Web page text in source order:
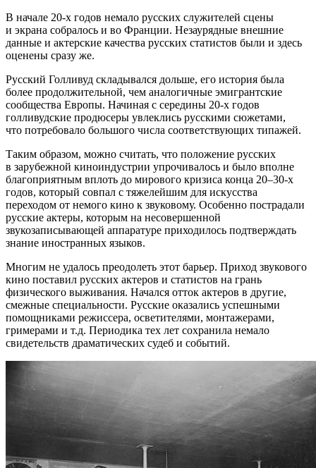
В начале 20-х годов немало русских служителей сцены
и экрана собралось и во Франции. Незаурядные внешние
данные и актерские качества русских статистов были и здесь
оценены сразу же.
Русский Голливуд складывался дольше, его история была
более продолжительной, чем аналогичные эмигрантские
сообщества Европы. Начиная с середины 20-х годов
голливудские продюсеры увлеклись русскими сюжетами,
что потребовало большого числа соответствующих типажей.
Таким образом, можно считать, что положение русских
в зарубежной киноиндустрии упрочивалось и было вполне
благоприятным вплоть до мирового кризиса конца 20–30-х
годов, который совпал с тяжелейшим для искусства
переходом от немого кино к звуковому. Особенно пострадали
русские актеры, которым на несовершенной
звукозаписывающей аппаратуре приходилось подтверждать
знание иностранных языков.
Многим не удалось преодолеть этот барьер. Приход звукового
кино поставил русских актеров и статистов на грань
физического выживания. Начался отток актеров в другие,
смежные специальности. Русские оказались успешными
помощниками режиссера, осветителями, монтажерами,
гримерами и т.д. Периодика тех лет сохранила немало
свидетельств драматических судеб и событий.